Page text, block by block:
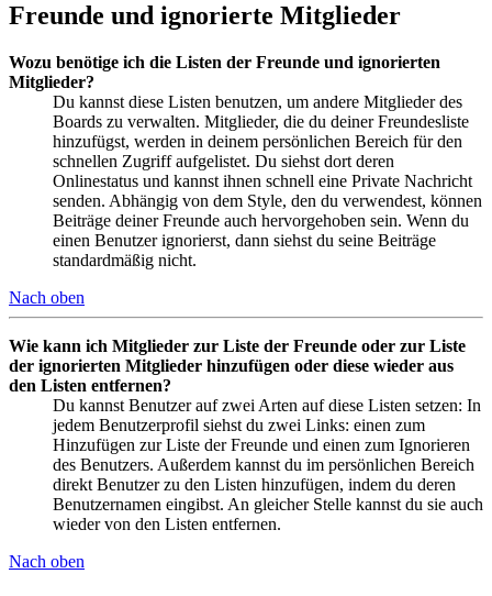
Freunde und ignorierte Mitglieder
Wozu benötige ich die Listen der Freunde und ignorierten
Mitglieder?
Du kannst diese Listen benutzen, um andere Mitglieder des
Boards zu verwalten. Mitglieder, die du deiner Freundesliste
hinzufügst, werden in deinem persönlichen Bereich für den
schnellen Zugriff aufgelistet. Du siehst dort deren
Onlinestatus und kannst ihnen schnell eine Private Nachricht
senden. Abhängig von dem Style, den du verwendest, können
Beiträge deiner Freunde auch hervorgehoben sein. Wenn du
einen Benutzer ignorierst, dann siehst du seine Beiträge
standardmäßig nicht.
Nach oben
Wie kann ich Mitglieder zur Liste der Freunde oder zur Liste
der ignorierten Mitglieder hinzufügen oder diese wieder aus
den Listen entfernen?
Du kannst Benutzer auf zwei Arten auf diese Listen setzen: In
jedem Benutzerprofil siehst du zwei Links: einen zum
Hinzufügen zur Liste der Freunde und einen zum Ignorieren
des Benutzers. Außerdem kannst du im persönlichen Bereich
direkt Benutzer zu den Listen hinzufügen, indem du deren
Benutzernamen eingibst. An gleicher Stelle kannst du sie auch
wieder von den Listen entfernen.
Nach oben